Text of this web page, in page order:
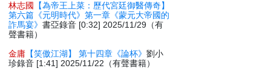
林志國
【為帝王上菜：歷代宮廷御醫傳奇】
第六篇《元明時代》第一章《蒙元大帝國的
詐馬宴》書亞錄音 [0:32] 2025/11/29（有
聲書籍）
金庸 【笑傲江湖】 第十四章《論杯》劉小
珍錄音 [1:41] 2025/11/22（有聲書籍）